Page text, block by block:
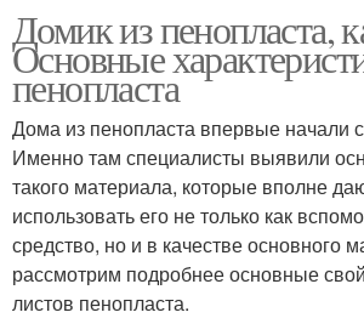
Домик из пенопласта,
Основные
пенопласта
Дома из пенопласта впервые начали
Именно там специалисты выявили
такого материала, которые вполне
использовать его не только как
средство, но и в качестве основного
рассмотрим подробнее основные
листов пенопласта.